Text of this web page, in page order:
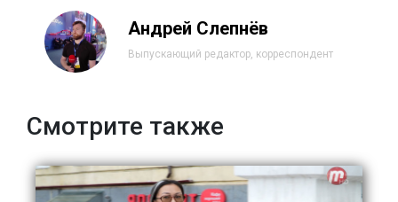
Андрей Слепнёв
Выпускающий редактор, корреспондент
Смотрите также